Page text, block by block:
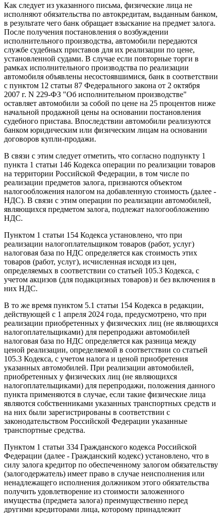
Как следует из указанного письма, физические лица не
исполняют обязательства по автокредитам, выданным банком,
в результате чего банк обращает взыскание на предмет залога.
После получения постановления о возбуждении
исполнительного производства, автомобили передаются
службе судебных приставов для их реализации по цене,
установленной судами. В случае если повторные торги в
рамках исполнительного производства по реализации
автомобиля объявлены несостоявшимися, банк в соответствии
с пунктом 12 статьи 87 Федерального закона от 2 октября
2007 г. N 229-ФЗ "Об исполнительном производстве"
оставляет автомобили за собой по цене на 25 процентов ниже
начальной продажной цены на основании постановления
судебного пристава. Впоследствии автомобили реализуются
банком юридическим или физическим лицам на основании
договоров купли-продажи.
В связи с этим следует отметить, что согласно подпункту 1
пункта 1 статьи 146 Кодекса операции по реализации товаров
на территории Российской Федерации, в том числе по
реализации предметов залога, признаются объектом
налогообложения налогом на добавленную стоимость (далее -
НДС). В связи с этим операции по реализации автомобилей,
являющихся предметом залога, подлежат налогообложению
НДС.
Пунктом 1 статьи 154 Кодекса установлено, что при
реализации налогоплательщиком товаров (работ, услуг)
налоговая база по НДС определяется как стоимость этих
товаров (работ, услуг), исчисленная исходя из цен,
определяемых в соответствии со статьей 105.3 Кодекса, с
учетом акцизов (для подакцизных товаров) и без включения в
них НДС.
В то же время пунктом 5.1 статьи 154 Кодекса в редакции,
действующей с 1 апреля 2024 года, предусмотрено, что при
реализации приобретенных у физических лиц (не являющихся
налогоплательщиками) для перепродажи автомобилей
налоговая база по НДС определяется как разница между
ценой реализации, определяемой в соответствии со статьей
105.3 Кодекса, с учетом налога и ценой приобретения
указанных автомобилей. При реализации автомобилей,
приобретенных у физических лиц (не являющихся
налогоплательщиками) для перепродажи, положения данного
пункта применяются в случае, если такие физические лица
являются собственниками указанных транспортных средств и
на них были зарегистрированы в соответствии с
законодательством Российской Федерации указанные
транспортные средства.
Пунктом 1 статьи 334 Гражданского кодекса Российской
Федерации (далее - Гражданский кодекс) установлено, что в
силу залога кредитор по обеспеченному залогом обязательству
(залогодержатель) имеет право в случае неисполнения или
ненадлежащего исполнения должником этого обязательства
получить удовлетворение из стоимости заложенного
имущества (предмета залога) преимущественно перед
другими кредиторами лица, которому принадлежит